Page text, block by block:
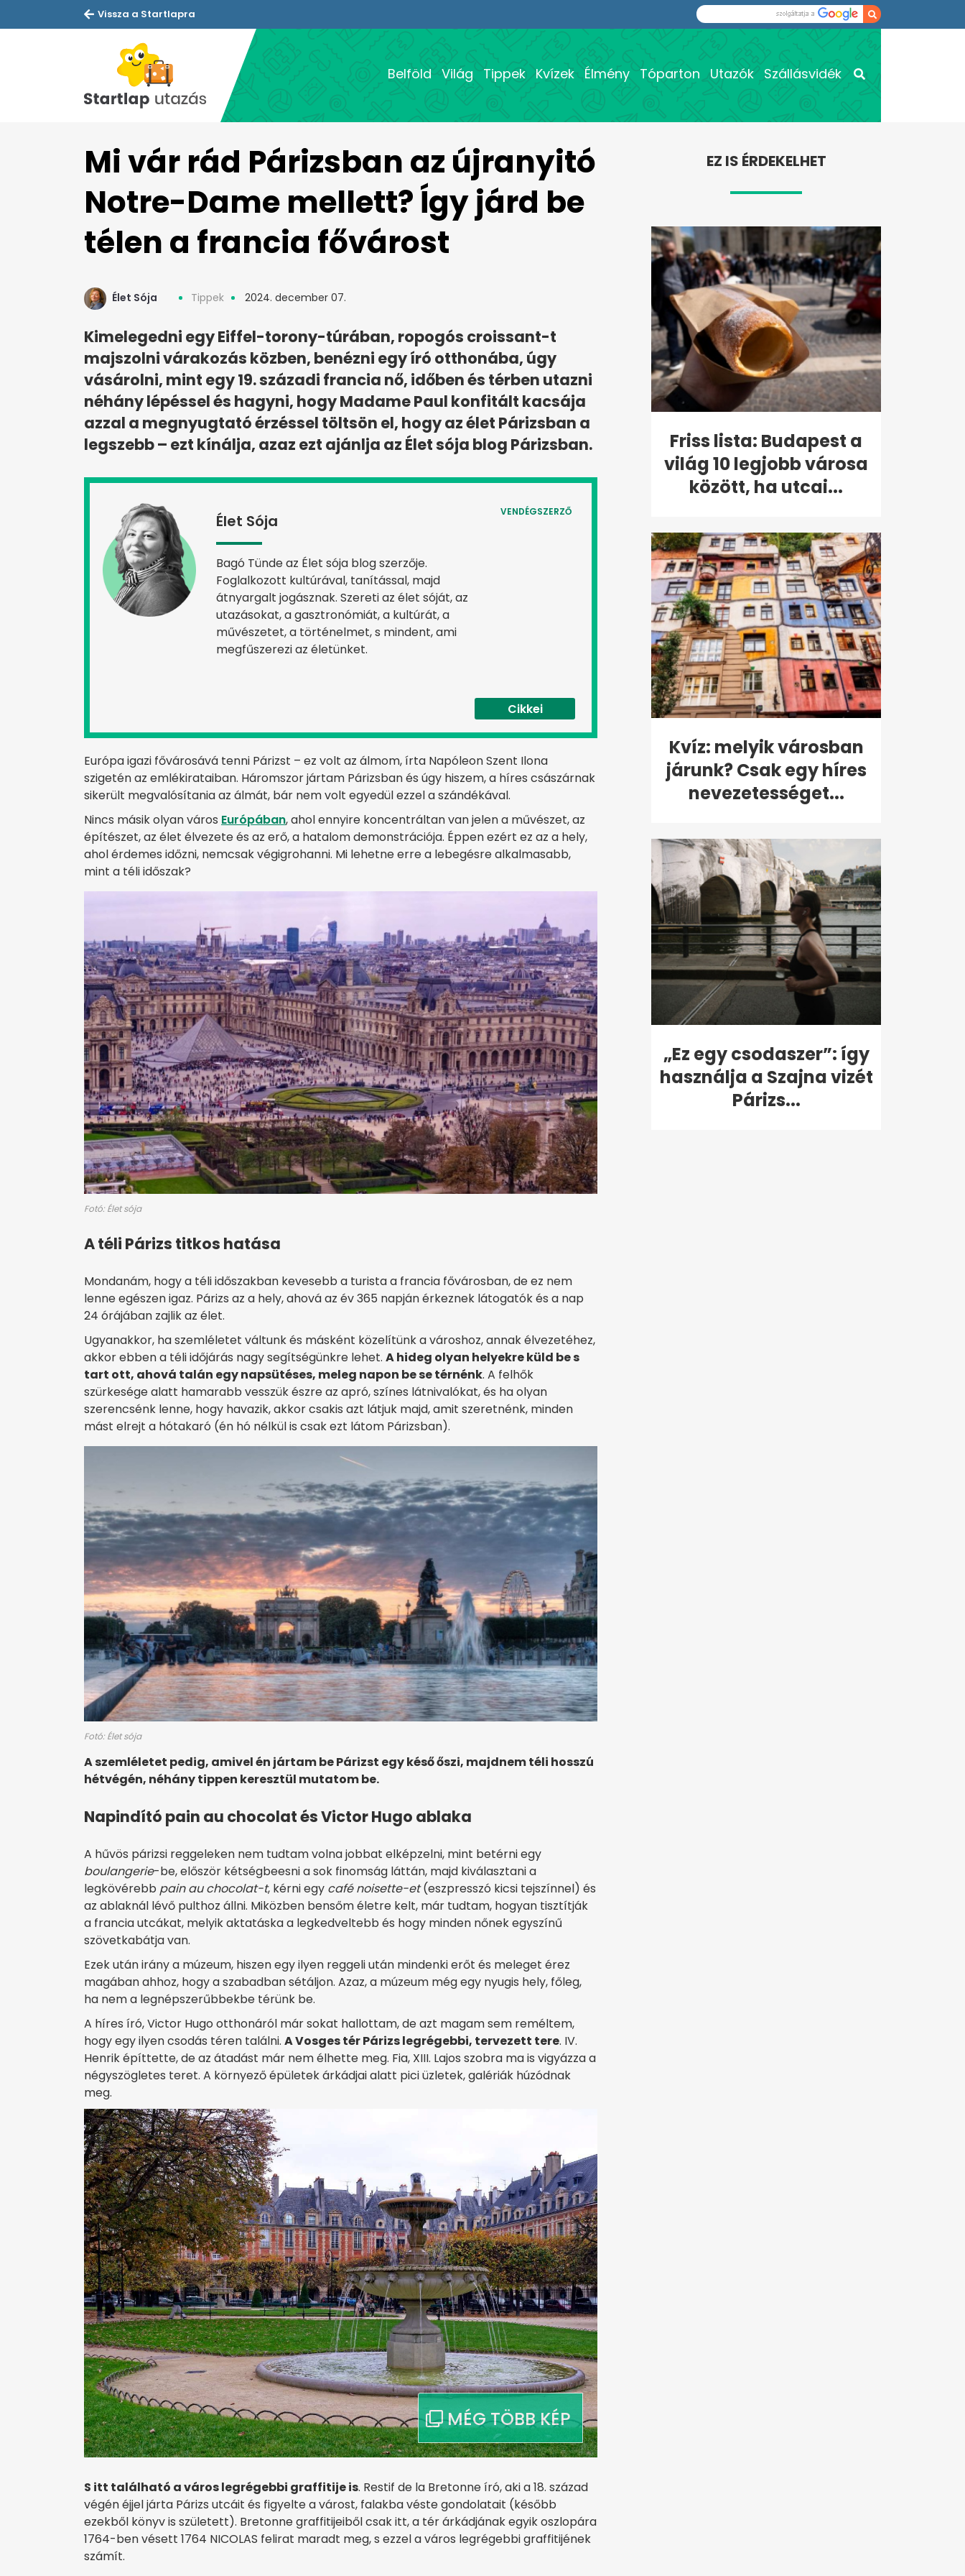
Vissza a Startlapra
Belföld Világ Tippek Kvízek Élmény Tóparton Utazók Szállásvidék
Mi vár rád Párizsban az újranyitó
Notre-Dame mellett? Így járd be
télen a francia fővárost
Élet Sója Tippek 2024. december 07.
Kimelegedni egy Eiffel-torony-túrában, ropogós croissant-t
majszolni várakozás közben, benézni egy író otthonába, úgy
vásárolni, mint egy 19. századi francia nő, időben és térben utazni
néhány lépéssel és hagyni, hogy Madame Paul konfitált kacsája
azzal a megnyugtató érzéssel töltsön el, hogy az élet Párizsban a
legszebb – ezt kínálja, azaz ezt ajánlja az Élet sója blog Párizsban.
VENDÉGSZERZŐ
Élet Sója
Bagó Tünde az Élet sója blog szerzője.
Foglalkozott kultúrával, tanítással, majd
átnyargalt jogásznak. Szereti az élet sóját, az
utazásokat, a gasztronómiát, a kultúrát, a
művészetet, a történelmet, s mindent, ami
megfűszerezi az életünket.
Cikkei
Európa igazi fővárosává tenni Párizst – ez volt az álmom, írta Napóleon Szent Ilona
szigetén az emlékirataiban. Háromszor jártam Párizsban és úgy hiszem, a híres császárnak
sikerült megvalósítania az álmát, bár nem volt egyedül ezzel a szándékával.
Nincs másik olyan város Európában, ahol ennyire koncentráltan van jelen a művészet, az
építészet, az élet élvezete és az erő, a hatalom demonstrációja. Éppen ezért ez az a hely,
ahol érdemes időzni, nemcsak végigrohanni. Mi lehetne erre a lebegésre alkalmasabb,
mint a téli időszak?
Fotó: Élet sója
A téli Párizs titkos hatása
Mondanám, hogy a téli időszakban kevesebb a turista a francia fővárosban, de ez nem
lenne egészen igaz. Párizs az a hely, ahová az év 365 napján érkeznek látogatók és a nap
24 órájában zajlik az élet.
Ugyanakkor, ha szemléletet váltunk és másként közelítünk a városhoz, annak élvezetéhez,
akkor ebben a téli időjárás nagy segítségünkre lehet. A hideg olyan helyekre küld be s
tart ott, ahová talán egy napsütéses, meleg napon be se térnénk. A felhők
szürkesége alatt hamarabb vesszük észre az apró, színes látnivalókat, és ha olyan
szerencsénk lenne, hogy havazik, akkor csakis azt látjuk majd, amit szeretnénk, minden
mást elrejt a hótakaró (én hó nélkül is csak ezt látom Párizsban).
Fotó: Élet sója
A szemléletet pedig, amivel én jártam be Párizst egy késő őszi, majdnem téli hosszú
hétvégén, néhány tippen keresztül mutatom be.
Napindító pain au chocolat és Victor Hugo ablaka
A hűvös párizsi reggeleken nem tudtam volna jobbat elképzelni, mint betérni egy
boulangerie-be, először kétségbeesni a sok finomság láttán, majd kiválasztani a
legkövérebb pain au chocolat-t, kérni egy café noisette-et(eszpresszó kicsi tejszínnel) és
az ablaknál lévő pulthoz állni. Miközben bensőm életre kelt, már tudtam, hogyan tisztítják
a francia utcákat, melyik aktatáska a legkedveltebb és hogy minden nőnek egyszínű
szövetkabátja van.
Ezek után irány a múzeum, hiszen egy ilyen reggeli után mindenki erőt és meleget érez
magában ahhoz, hogy a szabadban sétáljon. Azaz, a múzeum még egy nyugis hely, főleg,
ha nem a legnépszerűbbekbe térünk be.
A híres író, Victor Hugo otthonáról már sokat hallottam, de azt magam sem reméltem,
hogy egy ilyen csodás téren találni. A Vosges tér Párizs legrégebbi, tervezett tere. IV.
Henrik építtette, de az átadást már nem élhette meg. Fia, XIII. Lajos szobra ma is vigyázza a
négyszögletes teret. A környező épületek árkádjai alatt pici üzletek, galériák húzódnak
meg.
S itt található a város legrégebbi graffitije is. Restif de la Bretonne író, aki a 18. század
végén éjjel járta Párizs utcáit és figyelte a várost, falakba véste gondolatait (később
ezekből könyv is született). Bretonne graffitijeiből csak itt, a tér árkádjának egyik oszlopára
1764-ben vésett 1764 NICOLAS felirat maradt meg, s ezzel a város legrégebbi graffitijének
számít.
EZ IS ÉRDEKELHET
Friss lista: Budapest a
világ 10 legjobb városa
között, ha utcai...
Kvíz: melyik városban
járunk? Csak egy híres
nevezetességet...
„Ez egy csodaszer”: így
használja a Szajna vizét
Párizs...